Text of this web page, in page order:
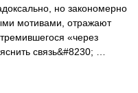
но закономерно
мотивами, отражают
«через
связь&#8230; …